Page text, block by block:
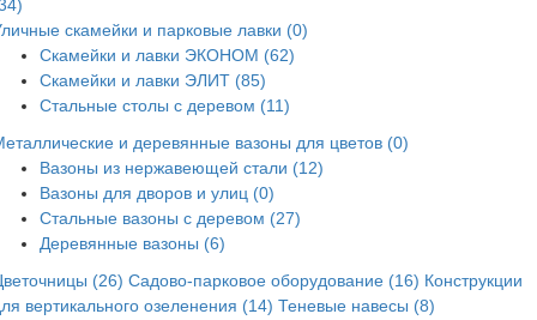
скамейки и парковые лавки (0)
Скамейки и лавки ЭКОНОМ (62)
Скамейки и лавки ЭЛИТ (85)
Стальные столы с деревом (11)
и деревянные вазоны для цветов (0)
Вазоны из нержавеющей стали (12)
Вазоны для дворов и улиц (0)
Стальные вазоны с деревом (27)
Деревянные вазоны (6)
(26) Садово-парковое оборудование (16) Конструкции
вертикального озеленения (14) Теневые навесы (8)